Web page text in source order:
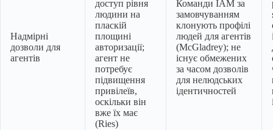
Надмірні
дозволи для
агентів
доступ рівня
людини на
пласкій
площині
авторизації;
агент не
потребує
підвищення
привілеїв,
оскільки він
вже їх має
(Ries)
Команди IAM за
замовчуванням
клонують профілі
людей для агентів
(McGladrey); не
існує обмежених
за часом дозволів
для нелюдських
ідентичностей